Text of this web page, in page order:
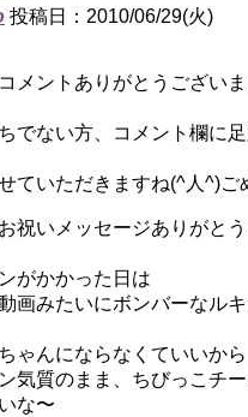
投稿日：2010/06/29(火)
メントありがとうござい
でない方、コメント欄に
ていただきますね(^人^)ご
祝いメッセージありがと
がかかった日は
画みたいにボンバーなル
ゃんにならなくていいから
気質のまま、ちびっこチ
な〜